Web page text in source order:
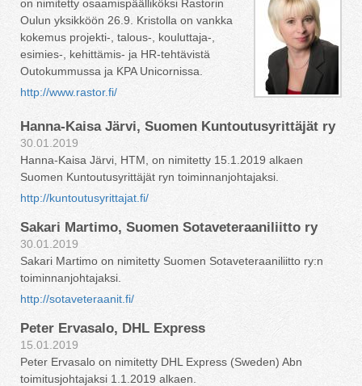
on nimitetty osaamispäälliköksi Rastorin
Oulun yksikköön 26.9. Kristolla on vankka
kokemus projekti-, talous-, kouluttaja-,
esimies-, kehittämis- ja HR-tehtävistä
Outokummussa ja KPA Unicornissa.
http://www.rastor.fi/
Hanna-Kaisa Järvi, Suomen Kuntoutusyrittäjät ry
30.01.2019
Hanna-Kaisa Järvi, HTM, on nimitetty 15.1.2019 alkaen
Suomen Kuntoutusyrittäjät ryn toiminnanjohtajaksi.
http://kuntoutusyrittajat.fi/
Sakari Martimo, Suomen Sotaveteraaniliitto ry
30.01.2019
Sakari Martimo on nimitetty Suomen Sotaveteraaniliitto ry:n
toiminnanjohtajaksi.
http://sotaveteraanit.fi/
Peter Ervasalo, DHL Express
15.01.2019
Peter Ervasalo on nimitetty DHL Express (Sweden) Abn
toimitusjohtajaksi 1.1.2019 alkaen.